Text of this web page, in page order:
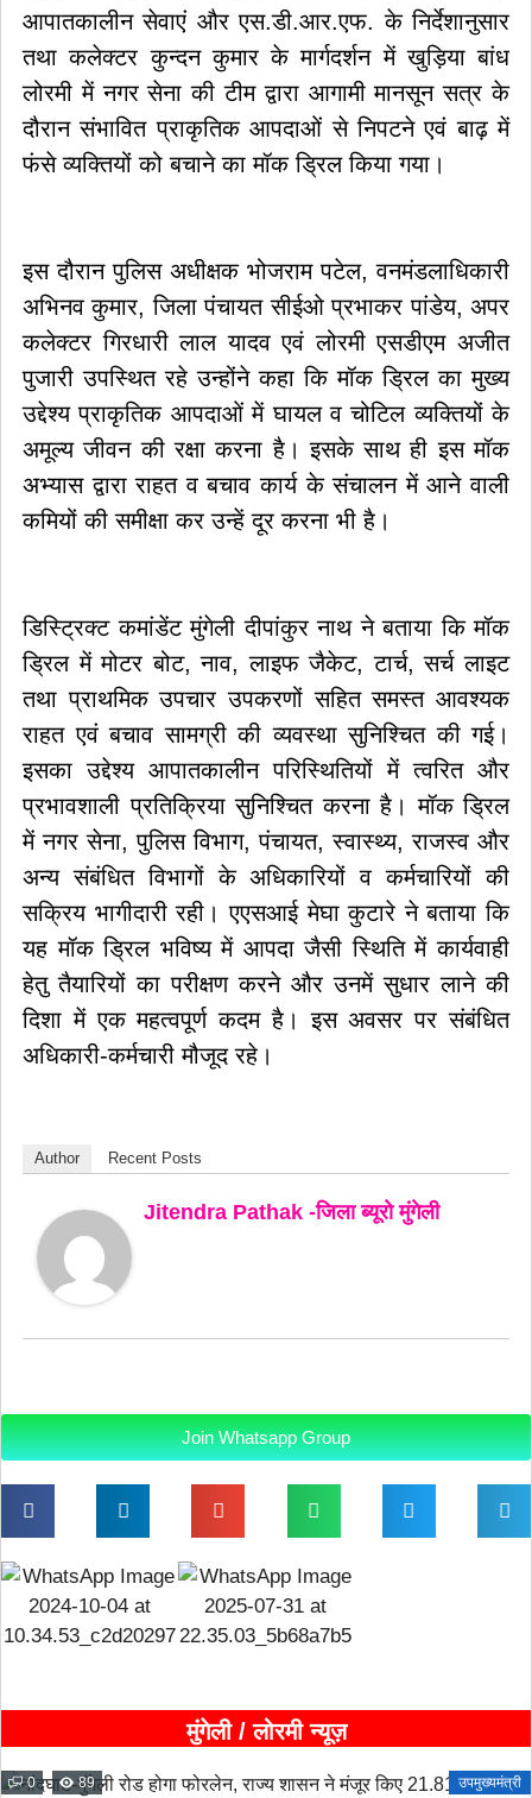
आपातकालीन सेवाएं और एस.डी.आर.एफ. के निर्देशानुसार
तथा कलेक्टर कुन्दन कुमार के मार्गदर्शन में खुड़िया बांध
लोरमी में नगर सेना की टीम द्वारा आगामी मानसून सत्र के
दौरान संभावित प्राकृतिक आपदाओं से निपटने एवं बाढ़ में
फंसे व्यक्तियों को बचाने का मॉक ड्रिल किया गया।
इस दौरान पुलिस अधीक्षक भोजराम पटेल, वनमंडलाधिकारी
अभिनव कुमार, जिला पंचायत सीईओ प्रभाकर पांडेय, अपर
कलेक्टर गिरधारी लाल यादव एवं लोरमी एसडीएम अजीत
पुजारी उपस्थित रहे उन्होंने कहा कि मॉक ड्रिल का मुख्य
उद्देश्य प्राकृतिक आपदाओं में घायल व चोटिल व्यक्तियों के
अमूल्य जीवन की रक्षा करना है। इसके साथ ही इस मॉक
अभ्यास द्वारा राहत व बचाव कार्य के संचालन में आने वाली
कमियों की समीक्षा कर उन्हें दूर करना भी है।
डिस्ट्रिक्ट कमांडेंट मुंगेली दीपांकुर नाथ ने बताया कि मॉक
ड्रिल में मोटर बोट, नाव, लाइफ जैकेट, टार्च, सर्च लाइट
तथा प्राथमिक उपचार उपकरणों सहित समस्त आवश्यक
राहत एवं बचाव सामग्री की व्यवस्था सुनिश्चित की गई।
इसका उद्देश्य आपातकालीन परिस्थितियों में त्वरित और
प्रभावशाली प्रतिक्रिया सुनिश्चित करना है। मॉक ड्रिल
में नगर सेना, पुलिस विभाग, पंचायत, स्वास्थ्य, राजस्व और
अन्य संबंधित विभागों के अधिकारियों व कर्मचारियों की
सक्रिय भागीदारी रही। एएसआई मेघा कुटारे ने बताया कि
यह मॉक ड्रिल भविष्य में आपदा जैसी स्थिति में कार्यवाही
हेतु तैयारियों का परीक्षण करने और उनमें सुधार लाने की
दिशा में एक महत्वपूर्ण कदम है। इस अवसर पर संबंधित
अधिकारी-कर्मचारी मौजूद रहे।
Author Recent Posts
Jitendra Pathak -जिला ब्यूरो मुंगेली
Join Whatsapp Group
मुंगेली / लोरमी न्यूज़
0 89 उपमुख्यमंत्री